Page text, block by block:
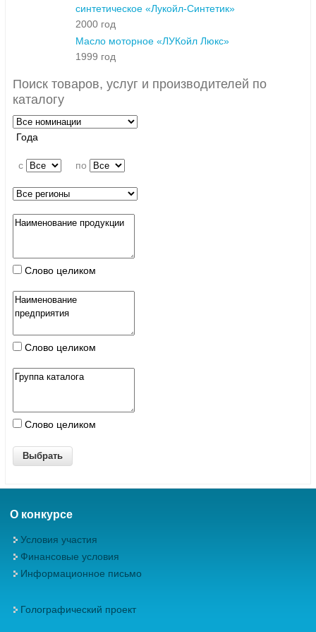
синтетическое «Лукойл-Синтетик»
2000 год
Масло моторное «ЛУКойл Люкс»
1999 год
Поиск товаров, услуг и производителей по
каталогу
Года
c по
Слово целиком
Слово целиком
Слово целиком
О конкурсе
Условия участия
Финансовые условия
Информационное письмо
Голографический проект